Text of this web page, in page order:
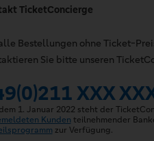
TicketConcierge
Bestellungen ohne Ticket-
Sie bitte unseren
XXX
1. Januar 2022 steht der
Kunden teilnehmender
zur Verfügung.